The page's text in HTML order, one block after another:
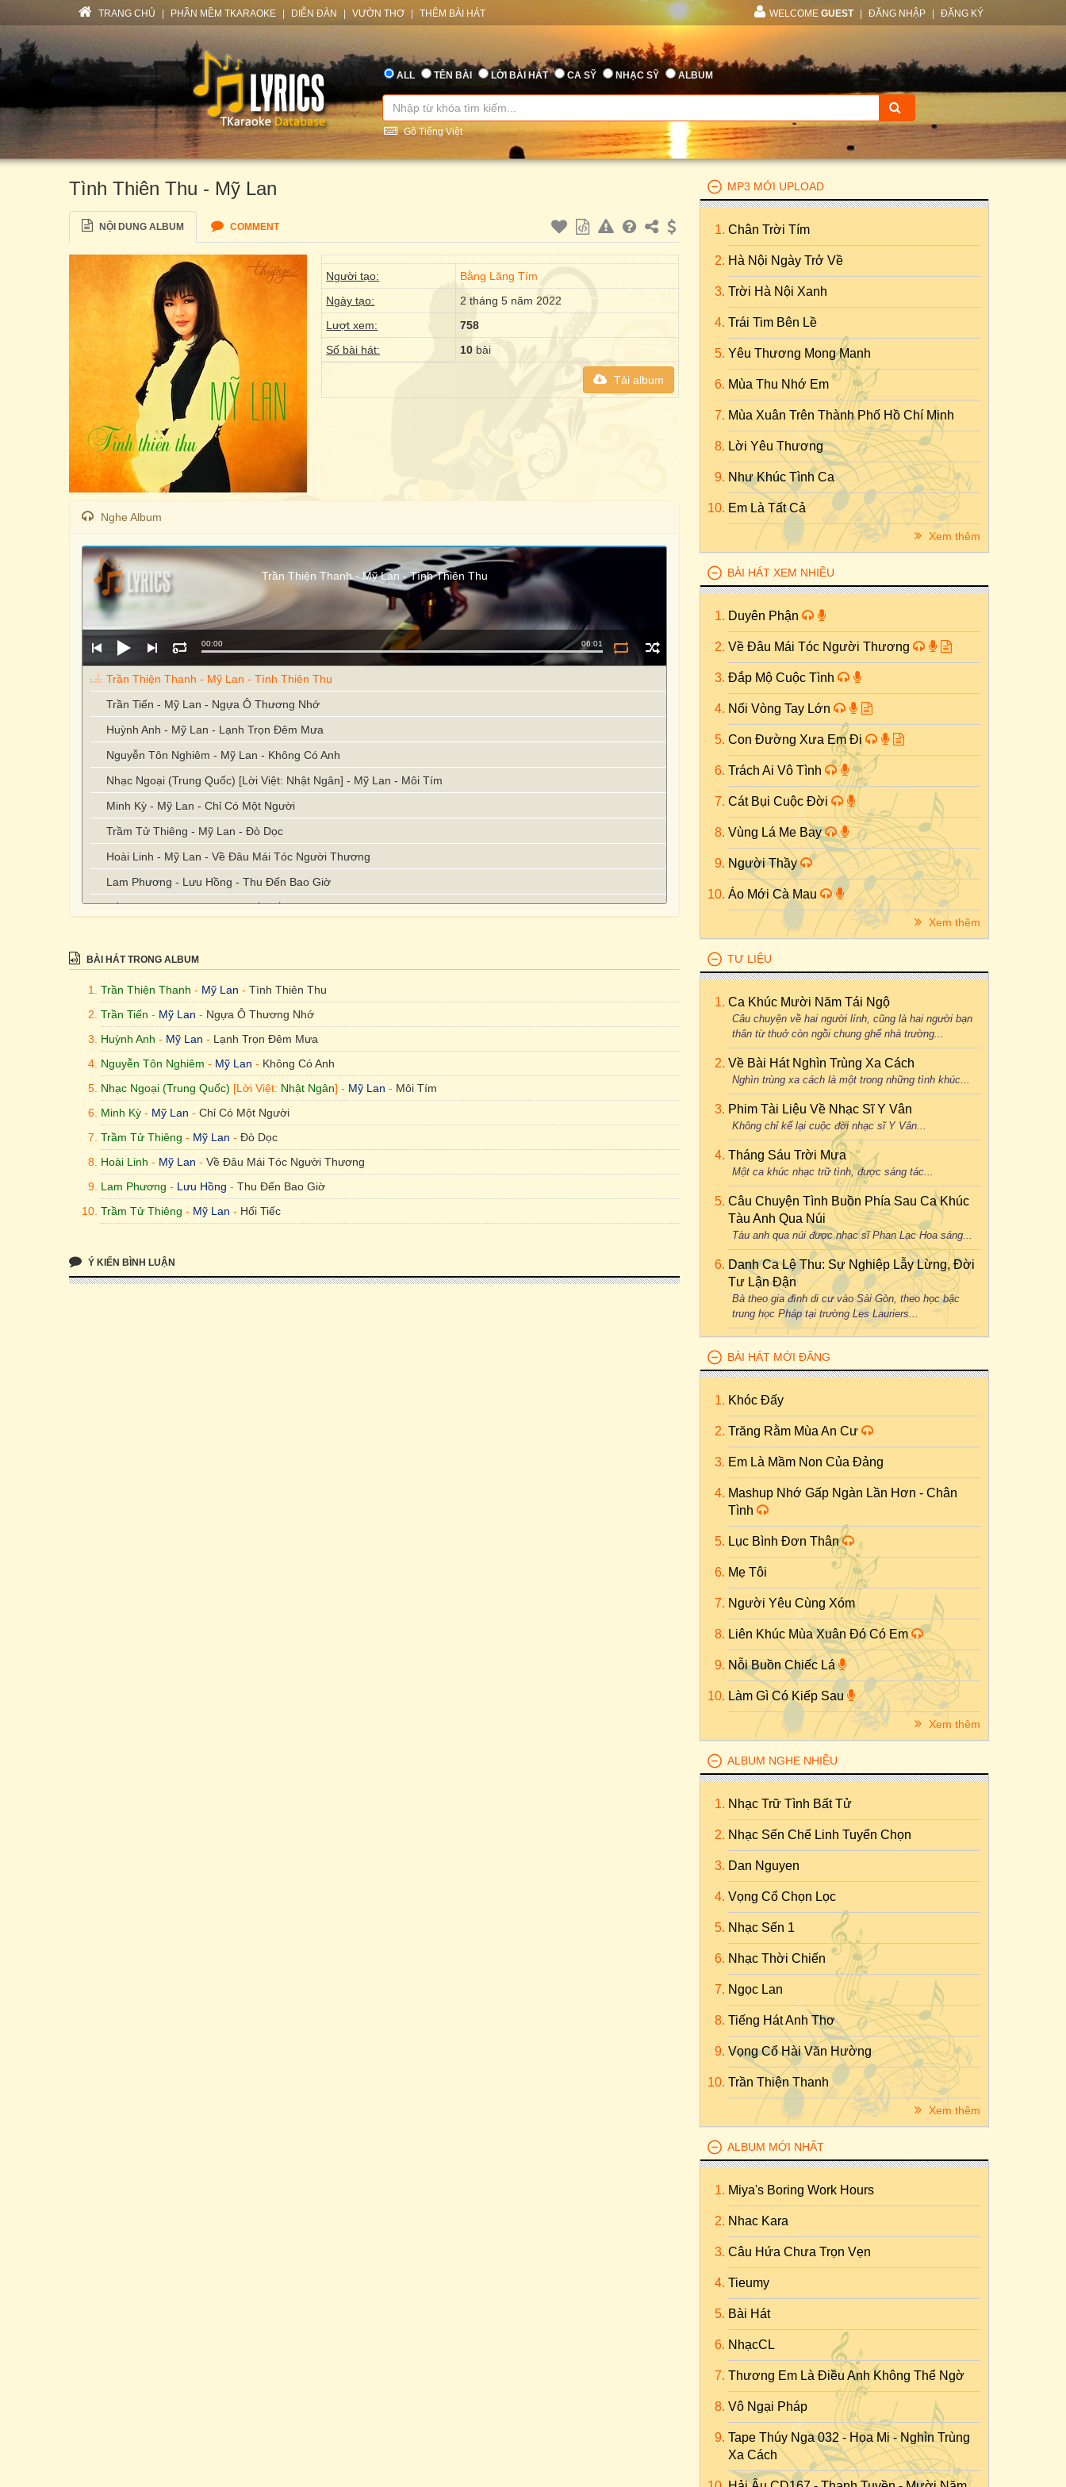
TRANG CHỦ PHẦN MỀM TKARAOKE DIỄN ĐÀN VƯỜN THƠ THÊM BÀI HÁT WELCOME GUEST ĐĂNG NHẬP ĐĂNG KÝ
ALL TÊN BÀI LỜI BÀI HÁT CA SỸ NHẠC SỸ ALBUM
Gõ Tiếng Việt
Tình Thiên Thu - Mỹ Lan
NỘI DUNG ALBUM COMMENT
Người tạo:
Bằng Lăng Tím
Ngày tạo:
2 tháng 5 năm 2022
Lượt xem:
758
Số bài hát:
10 bài
Tải album
Nghe Album
Trần Thiện Thanh - Mỹ Lan - Tình Thiên Thu
00:00 06:01
Trần Thiện Thanh - Mỹ Lan - Tình Thiên Thu
Trần Tiến - Mỹ Lan - Ngựa Ô Thương Nhớ
Huỳnh Anh - Mỹ Lan - Lạnh Trọn Đêm Mưa
Nguyễn Tôn Nghiêm - Mỹ Lan - Không Có Anh
Nhạc Ngoại (Trung Quốc) [Lời Việt: Nhật Ngân] - Mỹ Lan - Môi Tím
Minh Kỳ - Mỹ Lan - Chỉ Có Một Người
Trầm Tử Thiêng - Mỹ Lan - Đò Dọc
Hoài Linh - Mỹ Lan - Về Đâu Mái Tóc Người Thương
Lam Phương - Lưu Hồng - Thu Đến Bao Giờ
Trầm Tử Thiêng - Mỹ Lan - Hối Tiếc
BÀI HÁT TRONG ALBUM
Trần Thiện Thanh - Mỹ Lan - Tình Thiên Thu
Trần Tiến - Mỹ Lan - Ngựa Ô Thương Nhớ
Huỳnh Anh - Mỹ Lan - Lạnh Trọn Đêm Mưa
Nguyễn Tôn Nghiêm - Mỹ Lan - Không Có Anh
Nhạc Ngoại (Trung Quốc) [Lời Việt: Nhật Ngân] - Mỹ Lan - Môi Tím
Minh Kỳ - Mỹ Lan - Chỉ Có Một Người
Trầm Tử Thiêng - Mỹ Lan - Đò Dọc
Hoài Linh - Mỹ Lan - Về Đâu Mái Tóc Người Thương
Lam Phương - Lưu Hồng - Thu Đến Bao Giờ
Trầm Tử Thiêng - Mỹ Lan - Hối Tiếc
Ý KIẾN BÌNH LUẬN
MP3 MỚI UPLOAD
Chân Trời Tím
Hà Nội Ngày Trở Về
Trời Hà Nội Xanh
Trái Tim Bên Lề
Yêu Thương Mong Manh
Mùa Thu Nhớ Em
Mùa Xuân Trên Thành Phố Hồ Chí Minh
Lời Yêu Thương
Như Khúc Tình Ca
Em Là Tất Cả
Xem thêm
BÀI HÁT XEM NHIỀU
Duyên Phận
Về Đâu Mái Tóc Người Thương
Đắp Mộ Cuộc Tình
Nối Vòng Tay Lớn
Con Đường Xưa Em Đi
Trách Ai Vô Tình
Cát Bụi Cuộc Đời
Vùng Lá Me Bay
Người Thầy
Áo Mới Cà Mau
Xem thêm
TƯ LIỆU
Ca Khúc Mười Năm Tái Ngộ
Câu chuyện về hai người lính, cũng là hai người bạn
thân từ thuở còn ngồi chung ghế nhà trường...
Về Bài Hát Nghìn Trùng Xa Cách
Nghìn trùng xa cách là một trong những tình khúc...
Phim Tài Liệu Về Nhạc Sĩ Y Vân
Không chỉ kể lại cuộc đời nhạc sĩ Y Vân...
Tháng Sáu Trời Mưa
Một ca khúc nhạc trữ tình, được sáng tác...
Câu Chuyện Tình Buồn Phía Sau Ca Khúc
Tàu Anh Qua Núi
Tàu anh qua núi được nhạc sĩ Phan Lạc Hoa sáng...
Danh Ca Lệ Thu: Sự Nghiệp Lẫy Lừng, Đời
Tư Lận Đận
Bà theo gia đình di cư vào Sài Gòn, theo học bậc
trung học Pháp tại trường Les Lauriers...
BÀI HÁT MỚI ĐĂNG
Khóc Đấy
Trăng Rằm Mùa An Cư
Em Là Mầm Non Của Đảng
Mashup Nhớ Gấp Ngàn Lần Hơn - Chân
Tình
Lục Bình Đơn Thân
Mẹ Tôi
Người Yêu Cùng Xóm
Liên Khúc Mùa Xuân Đó Có Em
Nỗi Buồn Chiếc Lá
Làm Gì Có Kiếp Sau
Xem thêm
ALBUM NGHE NHIỀU
Nhạc Trữ Tình Bất Tử
Nhạc Sến Chế Linh Tuyển Chọn
Dan Nguyen
Vọng Cổ Chọn Lọc
Nhạc Sến 1
Nhạc Thời Chiến
Ngọc Lan
Tiếng Hát Anh Thơ
Vọng Cổ Hài Văn Hường
Trần Thiện Thanh
Xem thêm
ALBUM MỚI NHẤT
Miya's Boring Work Hours
Nhac Kara
Câu Hứa Chưa Trọn Vẹn
Tieumy
Bài Hát
NhạcCL
Thương Em Là Điều Anh Không Thể Ngờ
Vô Ngại Pháp
Tape Thúy Nga 032 - Họa Mi - Nghìn Trùng
Xa Cách